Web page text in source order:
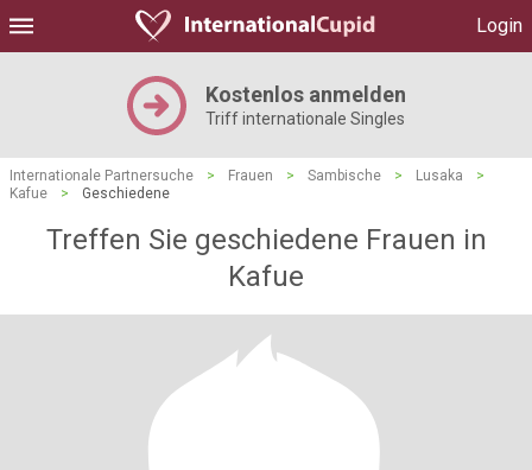
Login
Kostenlos anmelden
Triff internationale Singles
Internationale Partnersuche > Frauen > Sambische > Lusaka
>
Kafue
> Geschiedene
Treffen Sie geschiedene Frauen in
Kafue